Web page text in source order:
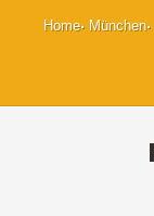
Home München